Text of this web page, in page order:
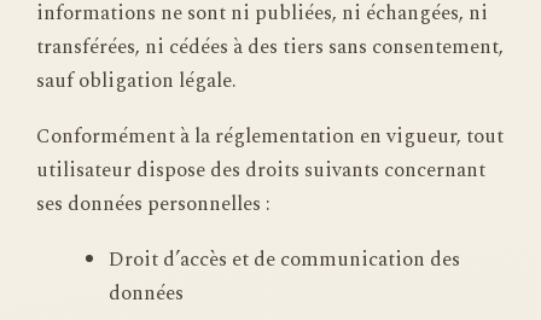
informations ne sont ni publiées, ni échangées, ni
transférées, ni cédées à des tiers sans consentement,
sauf obligation légale.
Conformément à la réglementation en vigueur, tout
utilisateur dispose des droits suivants concernant
ses données personnelles :
Droit d’accès et de communication des
données